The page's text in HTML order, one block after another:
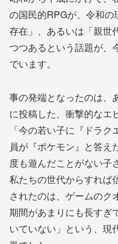
の国民的RPGが、令和
存在」、あるいは「親世
つつあるという話題が、
でいます。
事の発端となったのは、
に投稿した、衝撃的なエ
「今の若い子に『ドラ
員が『ポケモン』と答え
度も遊んだことがない子
私たちの世代からすれば
されたのは、ゲームのク
期間があまりにも長すぎ
いていない」という、現